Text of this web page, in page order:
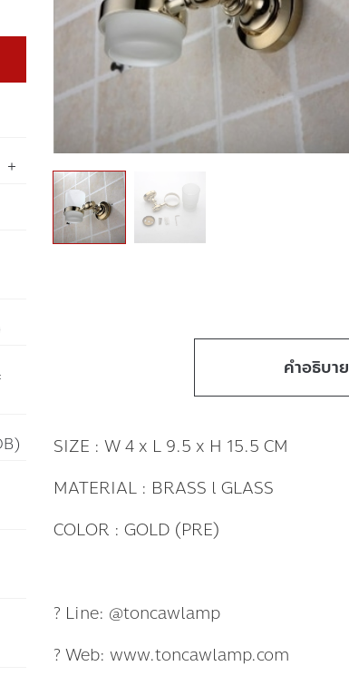
คำอธิบาย
SIZE : W 4 x L 9.5 x H 15.5 CM
MATERIAL : BRASS l GLASS
COLOR : GOLD (PRE)
? Line: @toncawlamp
? Web: www.toncawlamp.com